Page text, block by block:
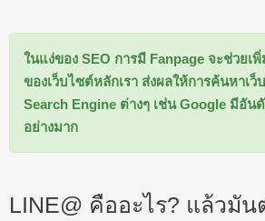
ในแง่ของ SEO การมี Fanpage จะช่วยเ
ของเว็บไซต์หลักเรา ส่งผลให้การค้นหาเว็
Search Engine ต่างๆ เช่น Google มีอัน
อย่างมาก
LINE@ คืออะไร? แล้วมัน